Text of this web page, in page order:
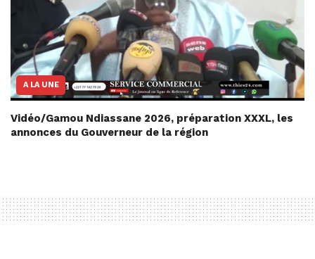
A LA UNE
Vidéo/Gamou Ndiassane 2026, préparation XXXL, les
annonces du Gouverneur de la région